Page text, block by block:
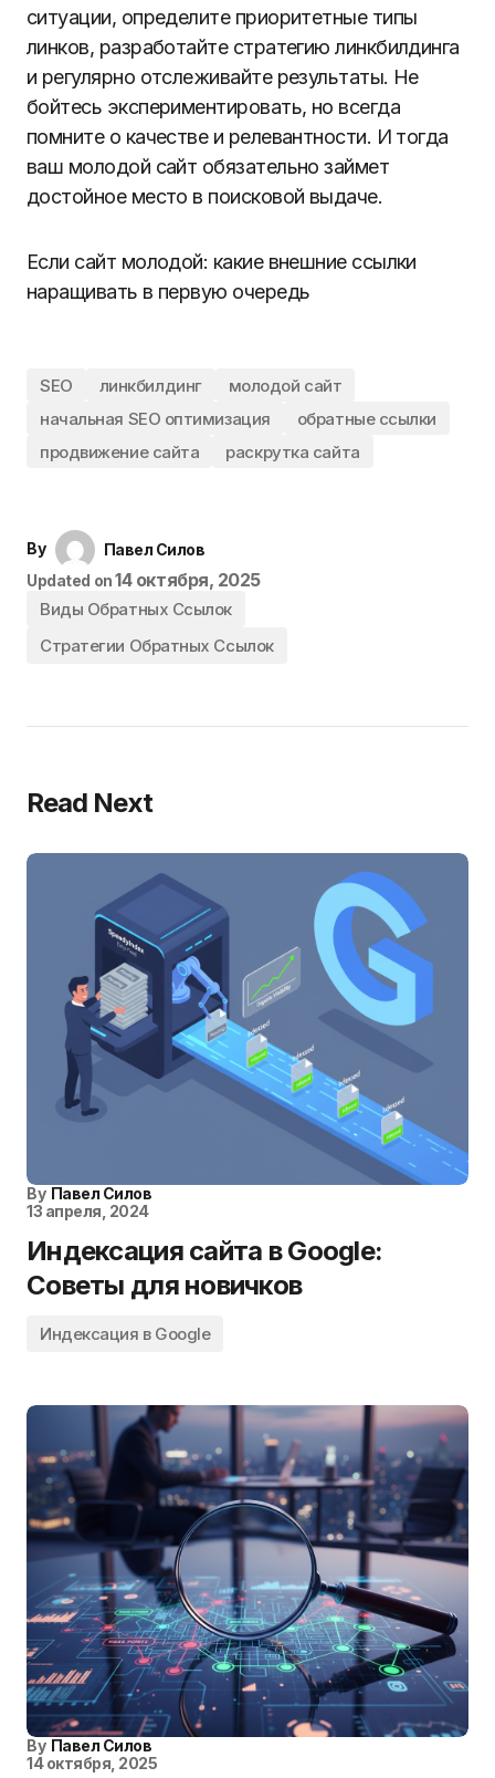
ситуации, определите приоритетные типы
линков, разработайте стратегию линкбилдинга
и регулярно отслеживайте результаты. Не
бойтесь экспериментировать, но всегда
помните о качестве и релевантности. И тогда
ваш молодой сайт обязательно займет
достойное место в поисковой выдаче.
Если сайт молодой: какие внешние ссылки
наращивать в первую очередь
SEO линкбилдинг
молодой сайт
начальная SEO оптимизация
обратные ссылки
продвижение сайта
раскрутка сайта
By
Павел Силов
Updated on 14 октября, 2025
Виды Обратных Ссылок
Стратегии Обратных Ссылок
Read Next
By Павел Силов
13 апреля, 2024
Индексация сайта в Google:
Советы для новичков
Индексация в Google
By Павел Силов
14 октября, 2025